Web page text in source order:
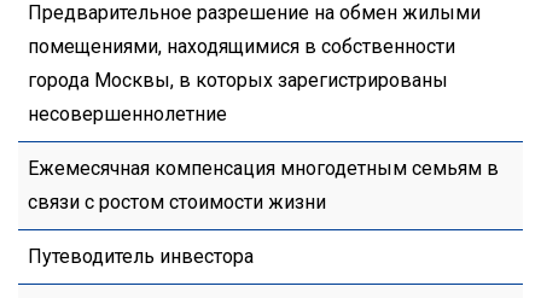
Предварительное разрешение на обмен жилыми
помещениями, находящимися в собственности
города Москвы, в которых зарегистрированы
несовершеннолетние
Ежемесячная компенсация многодетным семьям в
связи с ростом стоимости жизни
Путеводитель инвестора